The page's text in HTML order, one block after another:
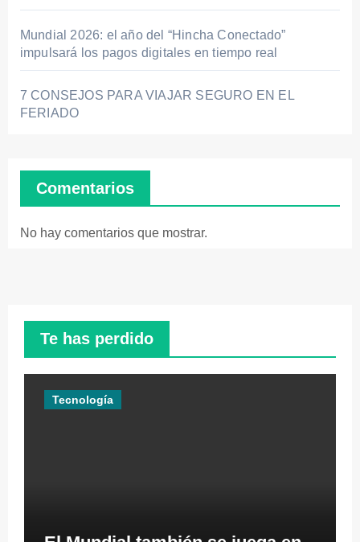
Mundial 2026: el año del “Hincha Conectado”
impulsará los pagos digitales en tiempo real
7 CONSEJOS PARA VIAJAR SEGURO EN EL
FERIADO
Comentarios
No hay comentarios que mostrar.
Te has perdido
Tecnología